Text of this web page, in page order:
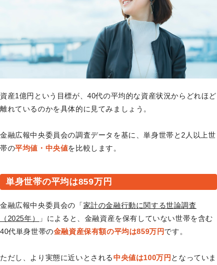
資産1億円という目標が、40代の平均的な資産状況からどれほど
離れているのかを具体的に見てみましょう。
金融広報中央委員会の調査データを基に、単身世帯と2人以上世
帯の平均値・中央値を比較します。
単身世帯の平均は859万円
金融広報中央委員会の「家計の金融行動に関する世論調査
（2025年）
」によると、金融資産を保有していない世帯を含む
40代単身世帯の金融資産保有額の平均は859万円です。
ただし、より実態に近いとされる中央値は100万円 となっていま